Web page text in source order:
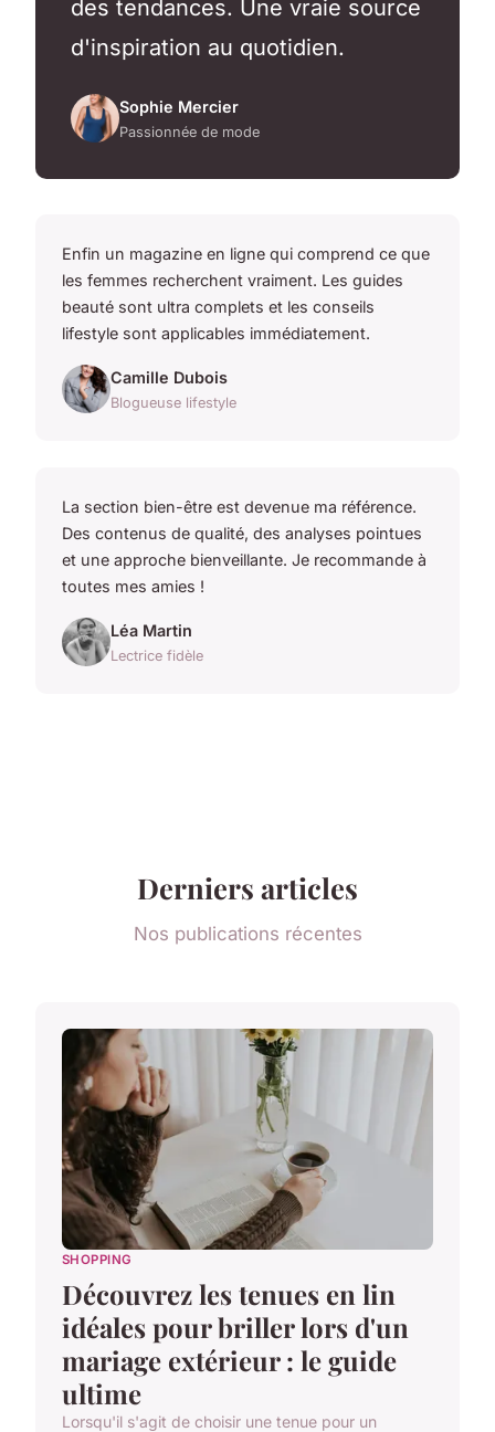
des tendances. Une vraie source
d'inspiration au quotidien.
Sophie Mercier
Passionnée de mode
Enfin un magazine en ligne qui comprend ce que
les femmes recherchent vraiment. Les guides
beauté sont ultra complets et les conseils
lifestyle sont applicables immédiatement.
Camille Dubois
Blogueuse lifestyle
La section bien-être est devenue ma référence.
Des contenus de qualité, des analyses pointues
et une approche bienveillante. Je recommande à
toutes mes amies !
Léa Martin
Lectrice fidèle
Derniers articles
Nos publications récentes
SHOPPING
Découvrez les tenues en lin
idéales pour briller lors d'un
mariage extérieur : le guide
ultime
Lorsqu'il s'agit de choisir une tenue pour un